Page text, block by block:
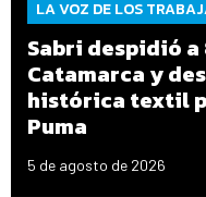
LA VOZ DE LOS
Sabri despidió
Catamarca y
histórica textil
Puma
5 de agosto de 2026